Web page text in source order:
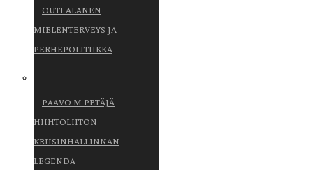
OUTI ALANEN
MIELENTERVEYS JA
PERHEPOLITIIKKA
PAAVO M PETÄJÄ
HIIHTOLIITON
KRIISINHALLINNAN
LEGENDA